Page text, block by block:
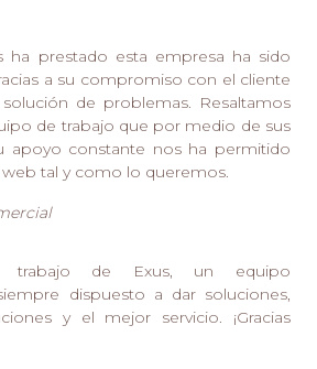
ha prestado esta empresa ha sido
a su compromiso con el cliente
de problemas. Resaltamos
de trabajo que por medio de sus
apoyo constante nos ha permitido
tal y como lo queremos.
trabajo de Exus, un equipo
dispuesto a dar soluciones,
y el mejor servicio. ¡Gracias